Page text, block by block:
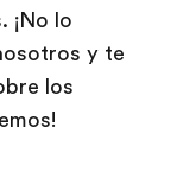
¡No lo
y te
los